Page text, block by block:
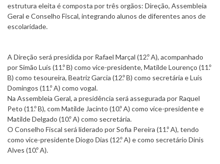
estrutura eleita é composta por três orgãos: Direção, Assembleia
Geral e Conselho Fiscal, integrando alunos de diferentes anos de
escolaridade.
A Direção será presidida por Rafael Marçal (12.º A), acompanhado
por Simão Luís (11.º B) como vice-presidente, Matilde Lourenço (11.º
B) como tesoureira, Beatriz Garcia (12.º B) como secretária e Luís
Domingos (11.º A) como vogal.
Na Assembleia Geral, a presidência será assegurada por Raquel
Peto (11.º B), com Matilde Jacinto (10.º A) como vice-presidente e
Matilde Delgado (10.º A) como secretária.
O Conselho Fiscal será liderado por Sofia Pereira (11.º A), tendo
como vice-presidente Diogo Dias (12.º A) e como secretário Dinis
Alves (10.º A).